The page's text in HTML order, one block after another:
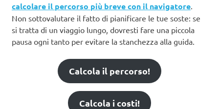
calcolare il percorso più breve con il navigatore.
Non sottovalutare il fatto di pianificare le tue soste: se
si tratta di un viaggio lungo, dovresti fare una piccola
pausa ogni tanto per evitare la stanchezza alla guida.
Calcola il percorso!
Calcola i costi!